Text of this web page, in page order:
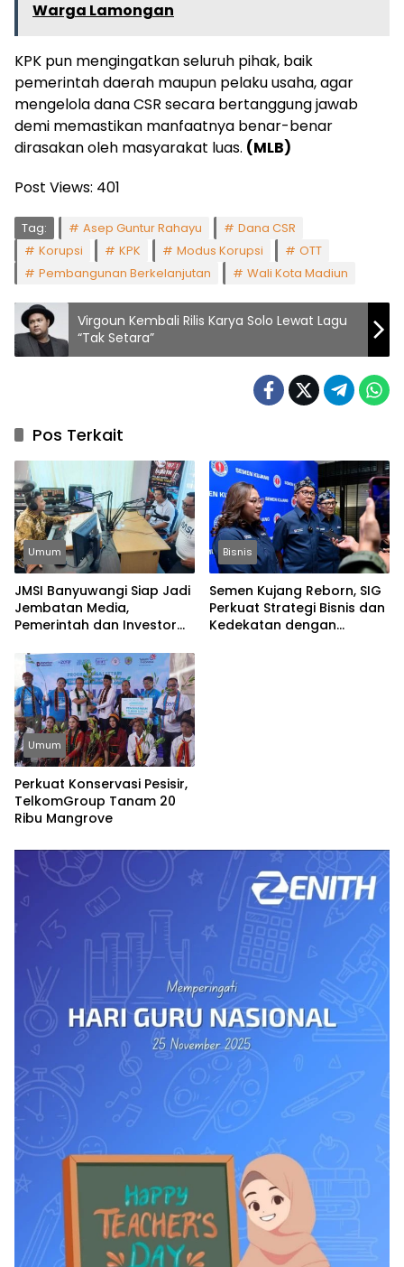
Warga Lamongan
KPK pun mengingatkan seluruh pihak, baik
pemerintah daerah maupun pelaku usaha, agar
mengelola dana CSR secara bertanggung jawab
demi memastikan manfaatnya benar-benar
dirasakan oleh masyarakat luas. (MLB)
Post Views: 401
Tag: Asep Guntur Rahayu
Dana CSR
Korupsi
KPK Modus Korupsi
OTT
Pembangunan Berkelanjutan
Wali Kota Madiun
Virgoun Kembali Rilis Karya Solo Lewat Lagu
“Tak Setara”
Pos Terkait
Umum
JMSI Banyuwangi Siap Jadi
Jembatan Media,
Pemerintah dan Investor
Bisnis
Semen Kujang Reborn, SIG
Perkuat Strategi Bisnis dan
Kedekatan dengan
Umum
Perkuat Konservasi Pesisir,
TelkomGroup Tanam 20
Ribu Mangrove